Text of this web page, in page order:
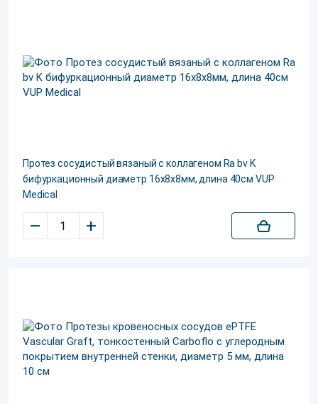
Протез сосудистый вязаный с коллагеном Ra bv K
бифуркационный диаметр 16х8х8мм, длина 40см VUP
Medical
– +